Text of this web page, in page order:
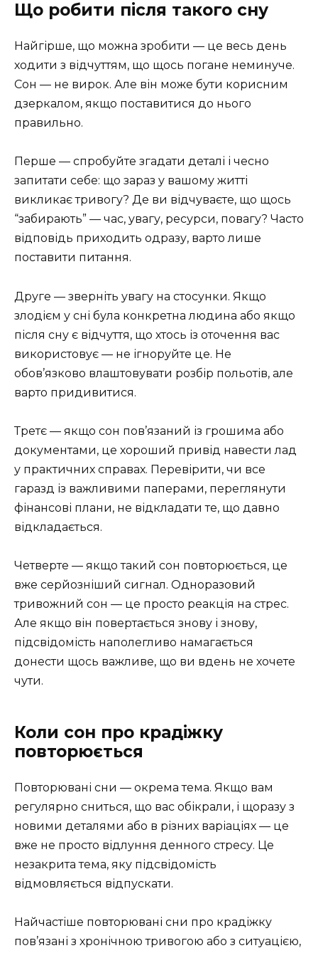
Що робити після такого сну
Найгірше, що можна зробити — це весь день
ходити з відчуттям, що щось погане неминуче.
Сон — не вирок. Але він може бути корисним
дзеркалом, якщо поставитися до нього
правильно.
Перше — спробуйте згадати деталі і чесно
запитати себе: що зараз у вашому житті
викликає тривогу? Де ви відчуваєте, що щось
“забирають” — час, увагу, ресурси, повагу? Часто
відповідь приходить одразу, варто лише
поставити питання.
Друге — зверніть увагу на стосунки. Якщо
злодієм у сні була конкретна людина або якщо
після сну є відчуття, що хтось із оточення вас
використовує — не ігноруйте це. Не
обов’язково влаштовувати розбір польотів, але
варто придивитися.
Третє — якщо сон пов’язаний із грошима або
документами, це хороший привід навести лад
у практичних справах. Перевірити, чи все
гаразд із важливими паперами, переглянути
фінансові плани, не відкладати те, що давно
відкладається.
Четверте — якщо такий сон повторюється, це
вже серйозніший сигнал. Одноразовий
тривожний сон — це просто реакція на стрес.
Але якщо він повертається знову і знову,
підсвідомість наполегливо намагається
донести щось важливе, що ви вдень не хочете
чути.
Коли сон про крадіжку
повторюється
Повторювані сни — окрема тема. Якщо вам
регулярно сниться, що вас обікрали, і щоразу з
новими деталями або в різних варіаціях — це
вже не просто відлуння денного стресу. Це
незакрита тема, яку підсвідомість
відмовляється відпускати.
Найчастіше повторювані сни про крадіжку
пов’язані з хронічною тривогою або з ситуацією,